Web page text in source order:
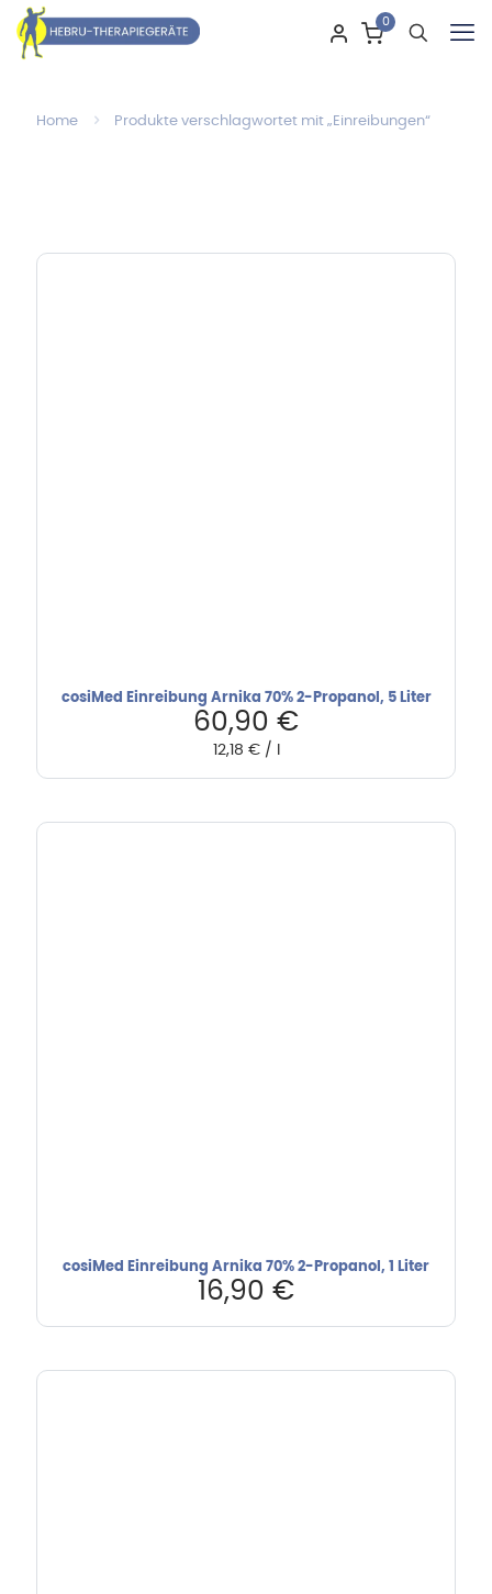
0
Home Produkte verschlagwortet mit „Einreibungen“
cosiMed Einreibung Arnika 70% 2-Propanol, 5 Liter
60,90 €
12,18 €/
cosiMed Einreibung Arnika 70% 2-Propanol, 1 Liter
16,90 €